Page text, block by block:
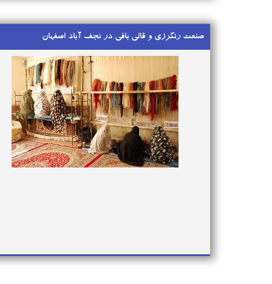
صنعت رنگرزی و قالی بافی در نجف آباد اصفهان